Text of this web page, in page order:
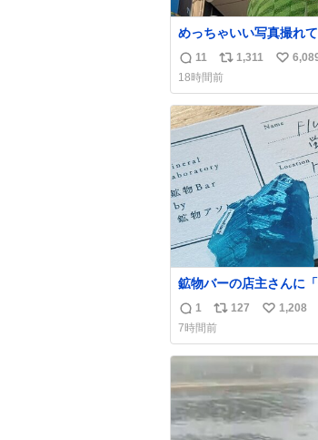
めっちゃいい写真撮れ
返
信
数
11
リ
ポ
ス
ト
1,311
い
ね
数
18時間前
鉱物バーの店主さんに
産で青い石を貰って、
てたのに、いつかの引
た」という話をしたら、 「お土産で買ってき
たくらいの価格感なら
ローライトかな…」と
た。確かにこんな感じ
返
信
数
1
リ
ポ
ス
数
127
い
ね
1,208
7時間前